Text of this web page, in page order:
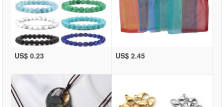
US$ 0.23 US$ 2.45